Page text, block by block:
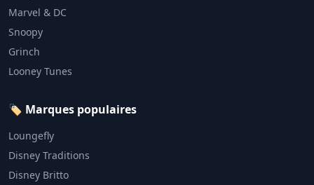
Marvel & DC
Snoopy
Grinch
Looney Tunes
🏷️ Marques populaires
Loungefly
Disney Traditions
Disney Britto